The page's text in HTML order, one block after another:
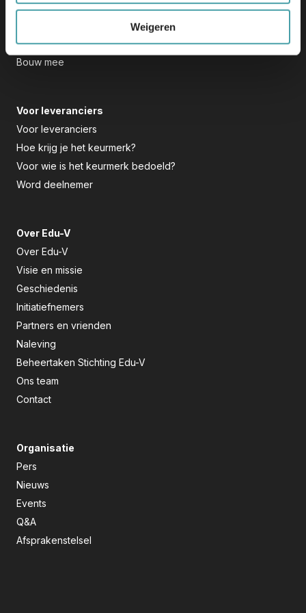
Weigeren
Keurmerk
Hoe werkt ’t in de praktijk
Hoe gebruik ik het
Bouw mee
Voor leveranciers
Voor leveranciers
Hoe krijg je het keurmerk?
Voor wie is het keurmerk bedoeld?
Word deelnemer
Over Edu-V
Over Edu-V
Visie en missie
Geschiedenis
Initiatiefnemers
Partners en vrienden
Naleving
Beheertaken Stichting Edu-V
Ons team
Contact
Organisatie
Pers
Nieuws
Events
Q&A
Afsprakenstelsel